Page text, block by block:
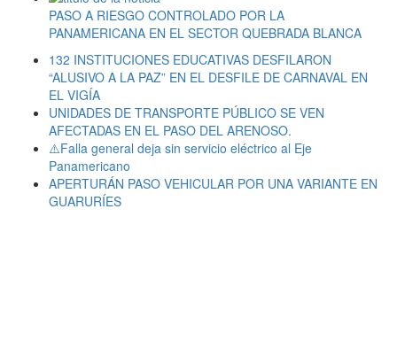
PASO A RIESGO CONTROLADO POR LA
PANAMERICANA EN EL SECTOR QUEBRADA BLANCA
132 INSTITUCIONES EDUCATIVAS DESFILARON
“ALUSIVO A LA PAZ” EN EL DESFILE DE CARNAVAL EN
EL VIGÍA
UNIDADES DE TRANSPORTE PÚBLICO SE VEN
AFECTADAS EN EL PASO DEL ARENOSO.
⚠️Falla general deja sin servicio eléctrico al Eje
Panamericano
APERTURÁN PASO VEHICULAR POR UNA VARIANTE EN
GUARURÍES